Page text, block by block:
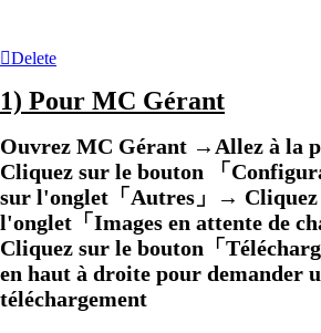
Delete
1) Pour MC Gérant
Ouvrez MC Gérant →Allez à la
Cliquez sur le bouton 「
sur l'onglet「Autres」→ Cliquez
l'onglet「Images en attente de
Cliquez sur le bouton「
en haut à droite pour demander
téléchargement